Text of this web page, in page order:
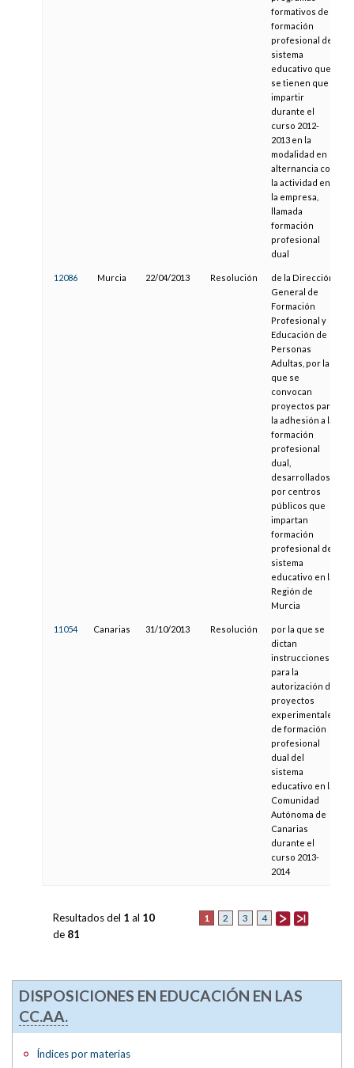
formativos de
formación
profesional del
sistema
educativo que
se tienen que
impartir
durante el
curso 2012-
2013 en la
modalidad en
alternancia con
la actividad en
la empresa,
llamada
formación
profesional
dual
12086 Murcia 22/04/2013 Resolución
de la Dirección
General de
Formación
Profesional y
Educación de
Personas
Adultas, por la
que se
convocan
proyectos para
la adhesión a la
formación
profesional
dual,
desarrollados
por centros
públicos que
impartan
formación
profesional del
sistema
educativo en la
Región de
Murcia
11054 Canarias 31/10/2013 Resolución
por la que se
dictan
instrucciones
para la
autorización de
proyectos
experimentales
de formación
profesional
dual del
sistema
educativo en la
Comunidad
Autónoma de
Canarias
durante el
curso 2013-
2014
1 2 3 4
Resultados del 1 al 10
de 81
DISPOSICIONES EN EDUCACIÓN EN LAS
CC.AA.
Índices por materias